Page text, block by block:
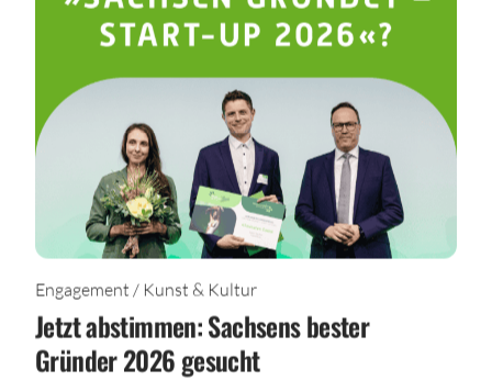
Engagement / Kunst & Kultur
Jetzt abstimmen: Sachsens bester
Gründer 2026 gesucht